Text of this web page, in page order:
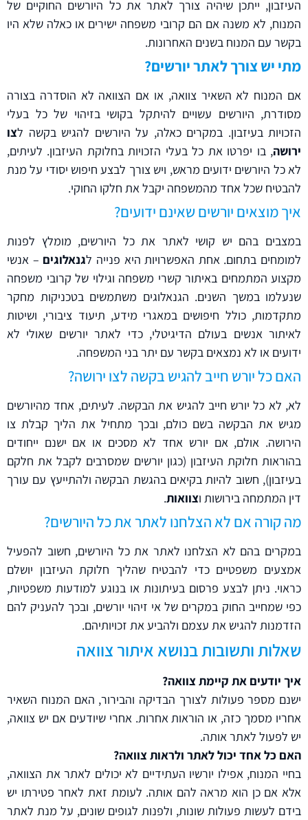
העיזבון, ייתכן שיהיה צורך לאתר את כל היורשים החוקיים של
המנוח, לא משנה אם הם קרובי משפחה ישירים או כאלה שלא היו
בקשר עם המנוח בשנים האחרונות.
מתי יש צורך לאתר יורשים?
אם המנוח לא השאיר צוואה, או אם הצוואה לא הוסדרה בצורה
מסודרת, היורשים עשויים להיתקל בקושי בזיהוי של כל בעלי
הזכויות בעיזבון. במקרים כאלה, על היורשים להגיש בקשה לצו
ירושה, בו יפרטו את כל בעלי הזכויות בחלוקת העיזבון. לעיתים,
לא כל היורשים ידועים מראש, ויש צורך לבצע חיפוש יסודי על מנת
להבטיח שכל אחד מהמשפחה יקבל את חלקו החוקי.
איך מוצאים יורשים שאינם ידועים?
במצבים בהם יש קושי לאתר את כל היורשים, מומלץ לפנות
למומחים בתחום. אחת האפשרויות היא פנייה לגנאלוגים – אנשי
מקצוע המתמחים באיתור קשרי משפחה וגילוי של קרובי משפחה
שנעלמו במשך השנים. הגנאלוגים משתמשים בטכניקות מחקר
מתקדמות, כולל חיפושים במאגרי מידע, תיעוד ציבורי, ושיטות
לאיתור אנשים בעולם הדיגיטלי, כדי לאתר יורשים שאולי לא
ידועים או לא נמצאים בקשר עם יתר בני המשפחה.
האם כל יורש חייב להגיש בקשה לצו ירושה?
לא, לא כל יורש חייב להגיש את הבקשה. לעיתים, אחד מהיורשים
מגיש את הבקשה בשם כולם, ובכך מתחיל את הליך קבלת צו
הירושה. אולם, אם יורש אחד לא מסכים או אם ישנם ייחודים
בהוראות חלוקת העיזבון (כגון יורשים שמסרבים לקבל את חלקם
בעיזבון), חשוב להיות בקיאים בהגשת הבקשה ולהתייעץ עם עורך
דין המתמחה בירושות וצוואות.
מה קורה אם לא הצלחנו לאתר את כל היורשים?
במקרים בהם לא הצלחנו לאתר את כל היורשים, חשוב להפעיל
אמצעים משפטיים כדי להבטיח שהליך חלוקת העיזבון יושלם
כראוי. ניתן לבצע פרסום בעיתונות או בנוגע למודעות משפטיות,
כפי שמחייב החוק במקרים של אי זיהוי יורשים, ובכך להעניק להם
הזדמנות להגיש את עצמם ולהביע את זכויותיהם.
שאלות ותשובות בנושא איתור צוואה
איך יודעים את קיימת צוואה?
ישנם מספר פעולות לצורך הבדיקה והבירור, האם המנוח השאיר
אחריו מסמך כזה, או הוראות אחרות. אחרי שיודעים אם יש צוואה,
יש לפעול לאתר אותה.
האם כל אחד יכול לאתר ולראות צוואה?
בחיי המנוח, אפילו יורשיו העתידיים לא יכולים לאתר את הצוואה,
אלא אם כן הוא מראה להם אותה. לעומת זאת לאחר פטירתו יש
בידם לעשות פעולות שונות, ולפנות לגופים שונים, על מנת לאתר